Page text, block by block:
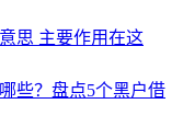
思 主要作用在这
些？盘点5个黑户借